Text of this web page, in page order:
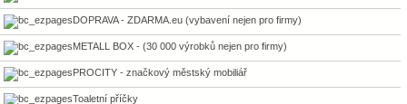
DOPRAVA - ZDARMA.eu (vybavení nejen pro firmy)
METALL BOX - (30 000 výrobků nejen pro firmy)
PROCITY - značkový městský mobiliář
Toaletní příčky